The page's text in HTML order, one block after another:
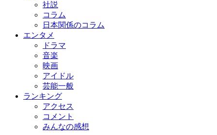
社説
コラム
日本関係のコラム
エンタメ
ドラマ
音楽
映画
アイドル
芸能一般
ランキング
アクセス
コメント
みんなの感想